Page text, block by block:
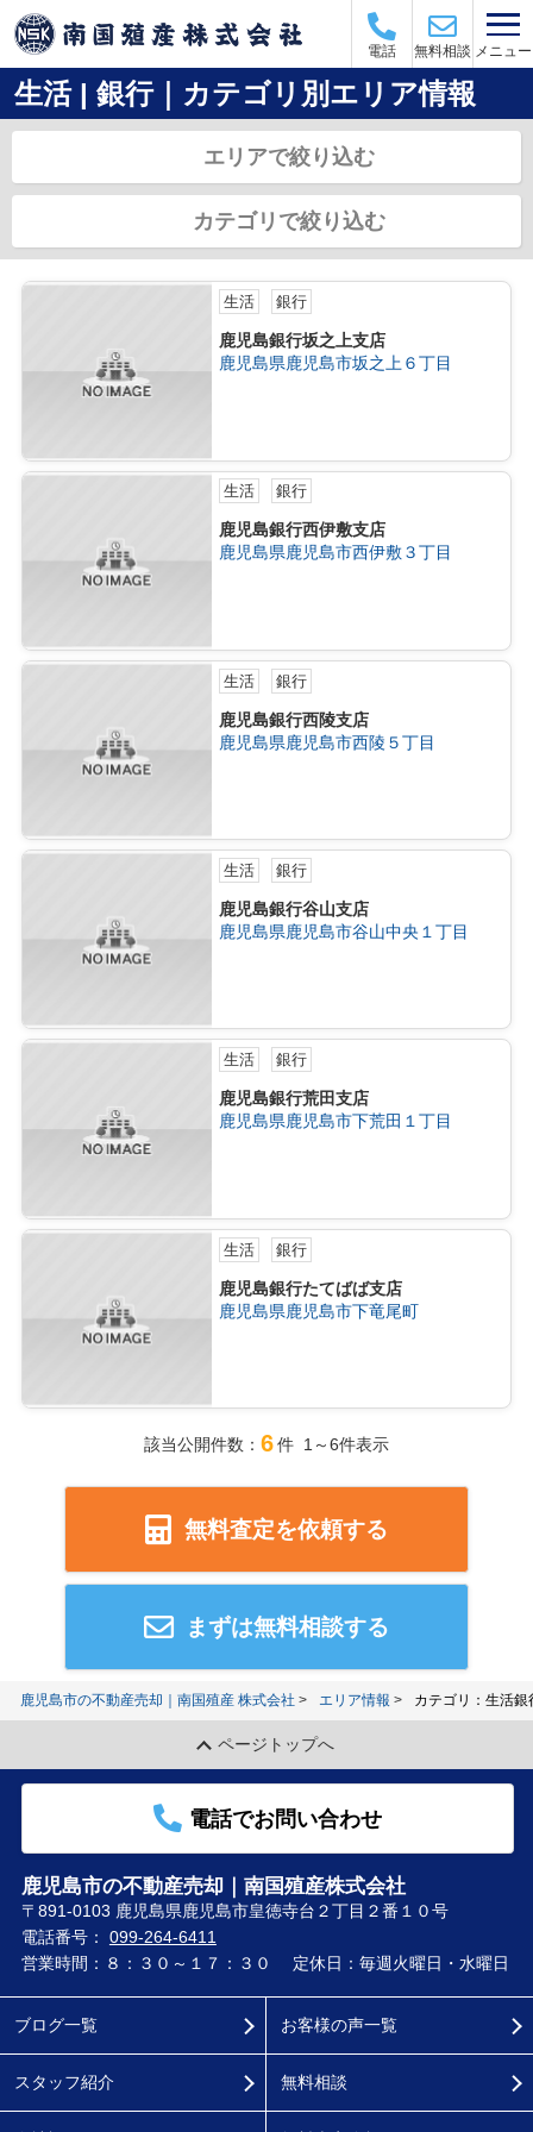
電話 無料相談 メニュー
生活 | 銀行｜カテゴリ別エリア情報
エリアで絞り込む
カテゴリで絞り込む
生活 銀行
鹿児島銀行坂之上支店
鹿児島県鹿児島市坂之上６丁目
生活 銀行
鹿児島銀行西伊敷支店
鹿児島県鹿児島市西伊敷３丁目
生活 銀行
鹿児島銀行西陵支店
鹿児島県鹿児島市西陵５丁目
生活 銀行
鹿児島銀行谷山支店
鹿児島県鹿児島市谷山中央１丁目
生活 銀行
鹿児島銀行荒田支店
鹿児島県鹿児島市下荒田１丁目
生活 銀行
鹿児島銀行たてばば支店
鹿児島県鹿児島市下竜尾町
該当公開件数： 6件 1～6件表示
無料査定を依頼する
まずは無料相談する
鹿児島市の不動産売却｜南国殖産 株式会社 エリア情報 カテゴリ：生活
ページトップへ
電話でお問い合わせ
鹿児島市の不動産売却｜南国殖産株式会社
〒891-0103 鹿児島県鹿児島市皇徳寺台２丁目２番１０号
電話番号： 099-264-6411
営業時間：８：３０～１７：３０
定休日：毎週火曜日・水曜日
ブログ一覧
スタッフ紹介
お客様の声一覧
無料相談